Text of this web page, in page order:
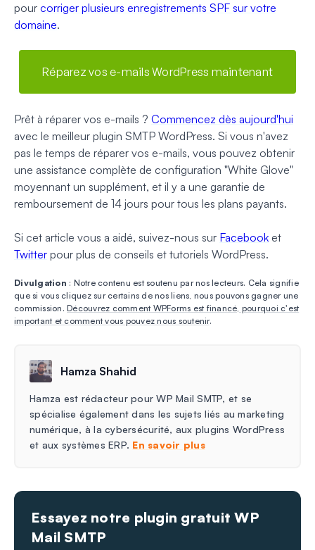
pour corriger plusieurs enregistrements SPF sur votre
domaine.
Réparez vos e-mails WordPress maintenant
Prêt à réparer vos e-mails ? Commencez dès aujourd'hui
avec le meilleur plugin SMTP WordPress. Si vous n'avez
pas le temps de réparer vos e-mails, vous pouvez obtenir
une assistance complète de configuration "White Glove"
moyennant un supplément, et il y a une garantie de
remboursement de 14 jours pour tous les plans payants.
Si cet article vous a aidé, suivez-nous sur Facebook et
Twitter pour plus de conseils et tutoriels WordPress.
Divulgation : Notre contenu est soutenu par nos lecteurs. Cela signifie
que si vous cliquez sur certains de nos liens, nous pouvons gagner une
commission. Découvrez comment WPForms est financé, pourquoi c'est
important et comment vous pouvez nous soutenir.
Hamza Shahid
Hamza est rédacteur pour WP Mail SMTP, et se
spécialise également dans les sujets liés au marketing
numérique, à la cybersécurité, aux plugins WordPress
et aux systèmes ERP. En savoir plus
Essayez notre plugin gratuit WP
Mail SMTP